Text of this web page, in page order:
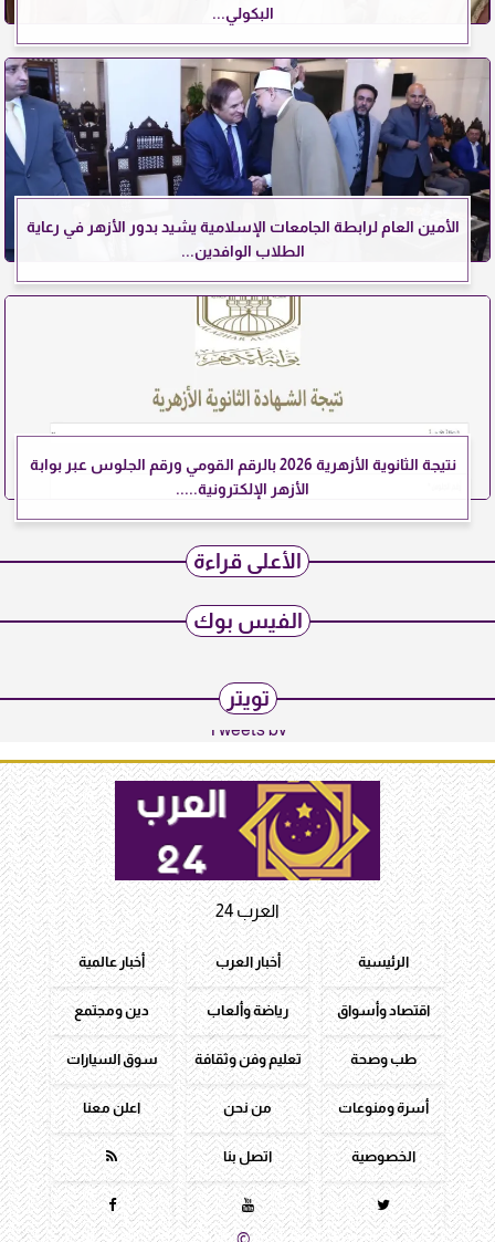
البكولي...
الأمين العام لرابطة الجامعات الإسلامية يشيد بدور الأزهر في رعاية
الطلاب الوافدين...
نتيجة الثانوية الأزهرية 2026 بالرقم القومي ورقم الجلوس عبر بوابة
الأزهر الإلكترونية.....
الأعلى قراءة
الفيس بوك
تويتر
Tweets by
العرب 24
الرئيسية أخبار العرب أخبار عالمية
اقتصاد وأسواق رياضة وألعاب دين ومجتمع
طب وصحة تعليم وفن وثقافة سوق السيارات
أسرة ومنوعات من نحن اعلن معنا
الخصوصية اتصل بنا 


